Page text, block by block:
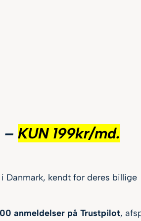
– KUN 199kr/md.
Danmark, kendt for deres billige
anmeldelser på Trustpilot,